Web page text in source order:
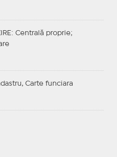
: Centrală proprie;
Carte funciara